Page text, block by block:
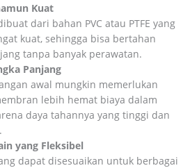
Kuat
dari bahan PVC atau PTFE yang
kuat, sehingga bisa bertahan
tanpa banyak perawatan.
Panjang
awal mungkin memerlukan
lebih hemat biaya dalam
daya tahannya yang tinggi dan
yang Fleksibel
dapat disesuaikan untuk berbagai